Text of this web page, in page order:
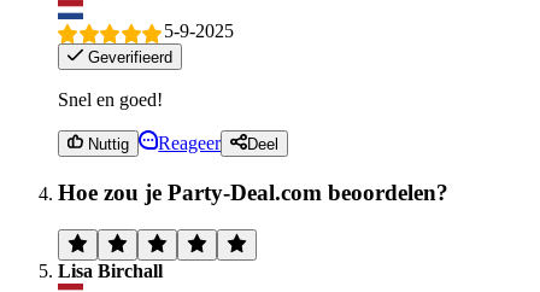
5-9-2025
Geverifieerd
Snel en goed!
Nuttig Reageer Deel
Hoe zou je Party-Deal.com beoordelen?
Lisa Birchall